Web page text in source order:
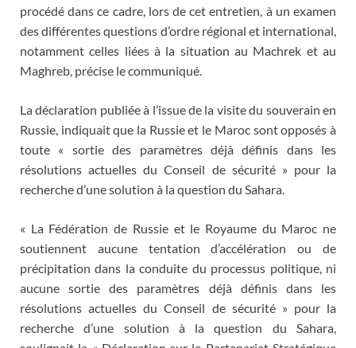
procédé dans ce cadre, lors de cet entretien, à un examen
des différentes questions d’ordre régional et international,
notamment celles liées à la situation au Machrek et au
Maghreb, précise le communiqué.
La déclaration publiée à l’issue de la visite du souverain en
Russie, indiquait que la Russie et le Maroc sont opposés à
toute « sortie des paramètres déjà définis dans les
résolutions actuelles du Conseil de sécurité » pour la
recherche d’une solution à la question du Sahara.
« La Fédération de Russie et le Royaume du Maroc ne
soutiennent aucune tentation d’accélération ou de
précipitation dans la conduite du processus politique, ni
aucune sortie des paramètres déjà définis dans les
résolutions actuelles du Conseil de sécurité » pour la
recherche d’une solution à la question du Sahara,